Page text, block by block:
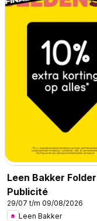
Leen Bakker
Publicité
29/07 t/m 09/08/2026
Leen Bakker